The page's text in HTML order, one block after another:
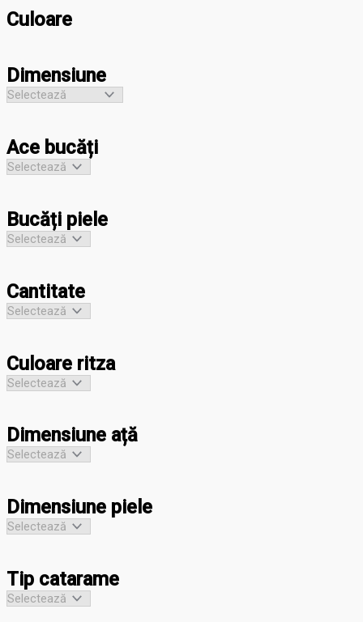
Culoare
Dimensiune
Ace bucăți
Bucăți piele
Cantitate
Culoare ritza
Dimensiune ață
Dimensiune piele
Tip catarame